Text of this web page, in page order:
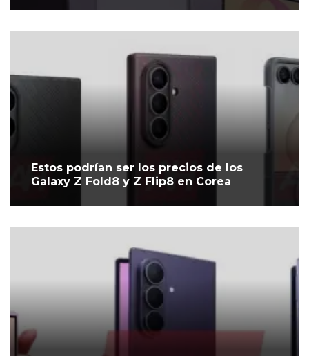
Estos podrían ser los precios de los
Galaxy Z Fold8 y Z Flip8 en Corea